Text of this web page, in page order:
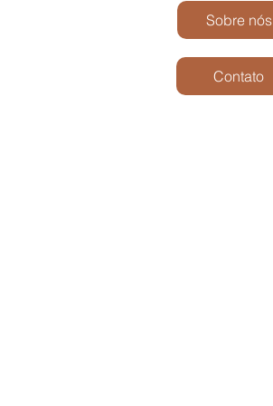
Sobre nós
Contato